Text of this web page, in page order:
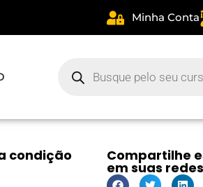
DE CURSOS Minha Conta
condição Compartilhe
em suas